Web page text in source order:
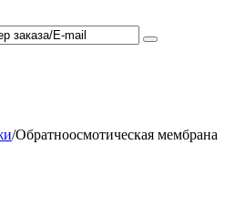
/Обратноосмотическая мембрана